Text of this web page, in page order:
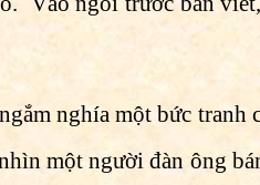
nghía một bức
một người đàn ông